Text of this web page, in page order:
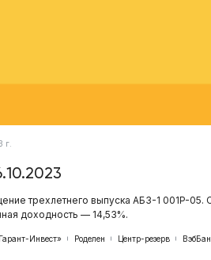
г.
трехлетнего выпуска АБЗ-1 001P-
доходность — 14,53%.
Инвест» Роделен Центр-резерв